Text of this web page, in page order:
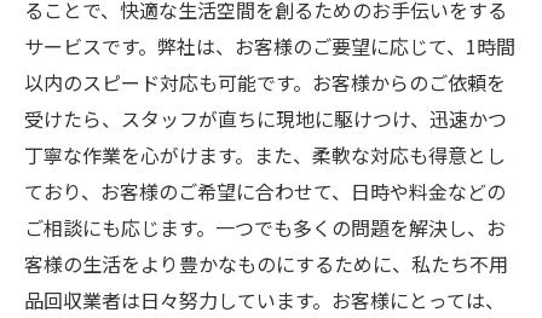
ることで、快適な生活空間を創るためのお手伝いをする
サービスです。弊社は、お客様のご要望に応じて、1時間
以内のスピード対応も可能です。お客様からのご依頼を
受けたら、スタッフが直ちに現地に駆けつけ、迅速かつ
丁寧な作業を心がけます。また、柔軟な対応も得意とし
ており、お客様のご希望に合わせて、日時や料金などの
ご相談にも応じます。一つでも多くの問題を解決し、お
客様の生活をより豊かなものにするために、私たち不用
品回収業者は日々努力しています。お客様にとっては、